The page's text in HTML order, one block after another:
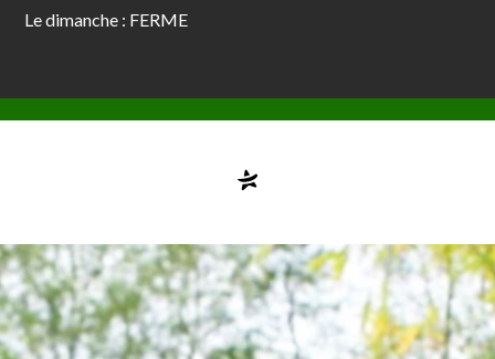
Le dimanche : FERME